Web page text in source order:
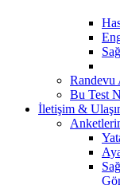
Randevu
Bu Test
İletişim &